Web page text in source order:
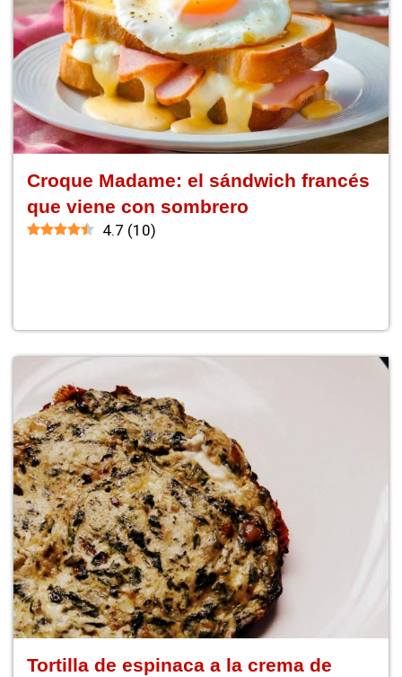
Croque Madame: el sándwich francés
que viene con sombrero
4.7 (10)
Tortilla de espinaca a la crema de